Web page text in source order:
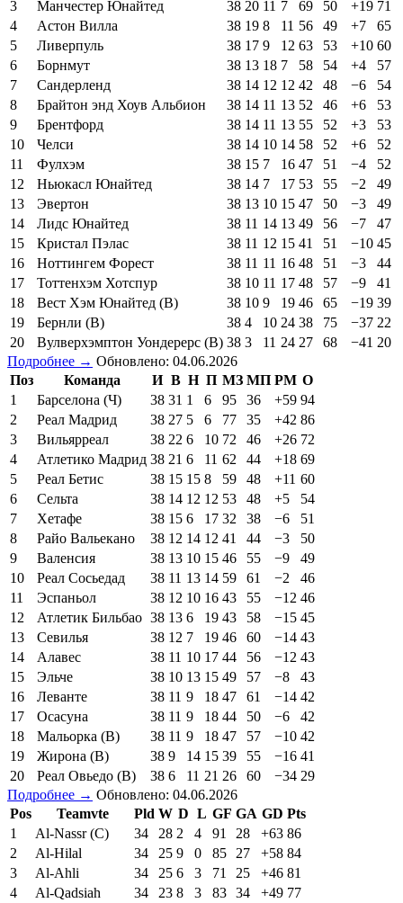
3 Манчестер Юнайтед 38 20 11 7 69 50 +19 71
4
Астон Вилла 38 19 8 11 56 49 +7
65
5
Ливерпуль 38 17 9 12 63 53 +10 60
6
Борнмут 38 13 18 7 58 54 +4
57
7
Сандерленд 38 14 12 12 42 48 −6
54
8
Брайтон энд Хоув Альбион 38 14 11 13 52 46 +6
53
9
Брентфорд 38 14 11 13 55 52 +3
53
10
Челси 38 14 10 14 58 52 +6
52
11
Фулхэм 38 15 7 16 47 51 −4
52
12
Ньюкасл Юнайтед 38 14 7 17 53 55 −2
49
13
Эвертон 38 13 10 15 47 50 −3
49
14
Лидс Юнайтед 38 11 14 13 49 56 −7
47
15
Кристал Пэлас 38 11 12 15 41 51 −10 45
16
Ноттингем Форест 38 11 11 16 48 51 −3
44
17
Тоттенхэм Хотспур 38 10 11 17 48 57 −9
41
18
Вест Хэм Юнайтед (В) 38 10 9 19 46 65 −19 39
19
Бернли (В) 38 4 10 24 38 75 −37 22
20
Вулверхэмптон Уондерерс (В) 38 3 11 24 27 68 −41 20
Подробнее → Обновлено: 04.06.2026
Поз
Команда И В Н П МЗ МП РМ О
1
Барселона (Ч) 38 31 1 6 95 36 +59 94
2
Реал Мадрид 38 27 5 6 77 35 +42 86
3
Вильярреал 38 22 6 10 72 46 +26 72
4
Атлетико Мадрид 38 21 6 11 62 44 +18 69
5
Реал Бетис 38 15 15 8 59 48 +11 60
6
Сельта 38 14 12 12 53 48 +5
54
7
Хетафе 38 15 6 17 32 38 −6
51
8
Райо Вальекано 38 12 14 12 41 44 −3
50
9
Валенсия 38 13 10 15 46 55 −9
49
10
Реал Сосьедад 38 11 13 14 59 61 −2
46
11
Эспаньол 38 12 10 16 43 55 −12 46
12
Атлетик Бильбао 38 13 6 19 43 58 −15 45
13
Севилья 38 12 7 19 46 60 −14 43
14
Алавес 38 11 10 17 44 56 −12 43
15
Эльче 38 10 13 15 49 57 −8
43
16
Леванте 38 11 9 18 47 61 −14 42
17
Осасуна 38 11 9 18 44 50 −6
42
18
Мальорка (В) 38 11 9 18 47 57 −10 42
19
Жирона (В) 38 9 14 15 39 55 −16 41
20
Реал Овьедо (В) 38 6 11 21 26 60 −34 29
Подробнее → Обновлено: 04.06.2026
Pos
Teamvte Pld W D L GF GA GD Pts
1
Al-Nassr (C) 34 28 2 4 91 28 +63 86
2
Al-Hilal 34 25 9 0 85 27 +58 84
3
Al-Ahli 34 25 6 3 71 25 +46 81
4
Al-Qadsiah 34 23 8 3 83 34 +49 77